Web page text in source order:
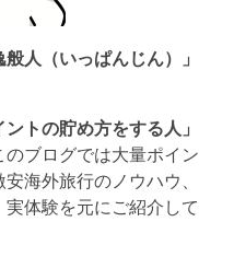
般人（いっぱんじん）」
ントの貯め方をする人」
ブログでは大量ポイン
海外旅行のノウハウ、
体験を元にご紹介して